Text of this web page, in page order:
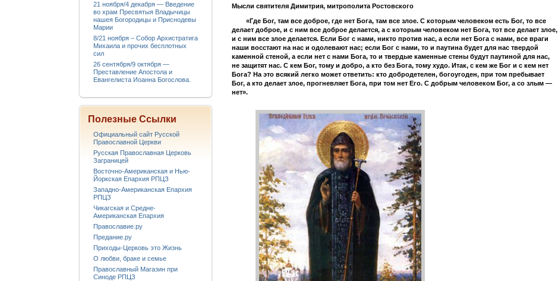
Мысли святителя Димитрия, митрополита Ростовского
«Где Бог, там все доброе, где нет Бога, там все злое. С которым человеком есть Бог, то все
делает доброе, и с ним все доброе делается, а с которым человеком нет Бога, тот все делает злое,
и с ним все злое делается. Если Бог с нами, никто против нас, а если нет Бога с нами, все враги
наши восстают на нас и одолевают нас; если Бог с нами, то и паутина будет для нас твердой
каменной стеной, а если нет с нами Бога, то и твердые каменные стены будут паутиной для нас,
не защитят нас. С кем Бог, тому и добро, а кто без Бога, тому худо. Итак, с кем же Бог и с кем нет
Бога? На это всякий легко может ответить: кто добродетелен, богоугоден, при том пребывает
Бог, а кто делает злое, прогневляет Бога, при том нет Его. С добрым человеком Бог, а со злым —
нет».
21 ноября/4 декабря — Введение
во храм Пресвятыя Владычицы
нашея Богородицы и Приснодевы
Марии
8/21 ноября – Собор Архистратига
Михаила и прочих бесплотных
сил
26 сентября/9 октября —
Преставление Апостола и
Евангелиста Иоанна Богослова.
Полезные Ссылки
Официальный сайт Русской
Православной Церкви
Русская Православная Церковь
Заграницей
Восточно-Американская и Нью-
Йоркская Епархия РПЦЗ
Западно-Американская Епархия
РПЦЗ
Чикагская и Средне-
Американская Епархия
Православие.ру
Предание.ру
Приходы-Церковь это Жизнь
О любви, браке и семье
Православный Магазин при
Синоде РПЦЗ